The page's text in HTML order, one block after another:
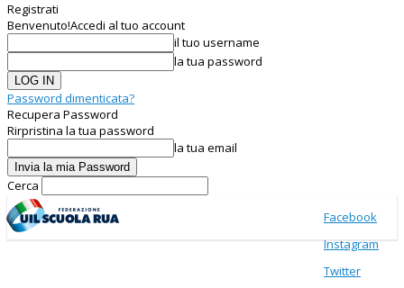
Registrati
Benvenuto!Accedi al tuo account
il tuo username
la tua password
Password dimenticata?
Recupera Password
Rirpristina la tua password
la tua email
Cerca
Facebook
Instagram
Twitter